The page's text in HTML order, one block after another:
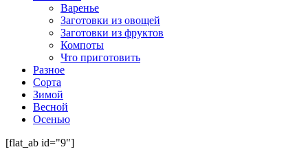
Варенье
Заготовки из овощей
Заготовки из фруктов
Компоты
Что приготовить
Разное
Сорта
Зимой
Весной
Осенью
[flat_ab id="9"]